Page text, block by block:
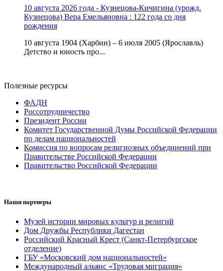
10 августа 2026 года - Кузнецова-Кичигина (урожд.
Кузнецова) Вера Емельяновна : 122 года со дня
рождения
10 августа 1904 (Харбин) – 6 июля 2005 (Ярославль)
Детство и юность про...
Полезные ресурсы
ФАДН
Россотрудничество
Президент России
Комитет Государственной Думы Российской Федерации
по делам национальностей
Комиссия по вопросам религиозных объединений при
Правительстве Российской Федерации
Правительство Российской Федерации
Наши партнеры
Музей истории мировых культур и религий
Дом Дружбы Республики Дагестан
Российский Красный Крест (Санкт-Петербургское
отделение)
ГБУ «Московский дом национальностей»
Международный альянс «Трудовая миграция»